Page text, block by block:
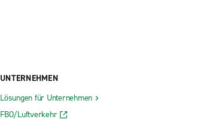
UNTERNEHMEN
Lösungen für Unternehmen
FBO/Luftverkehr